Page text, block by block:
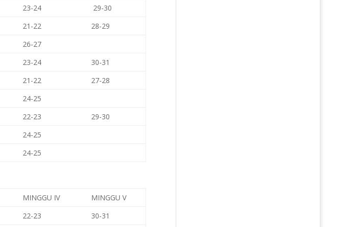
23-24
29-30
21-22
28-29
26-27
23-24
30-31
21-22
27-28
24-25
22-23
29-30
24-25
24-25
MINGGU IV
MINGGU V
22-23
30-31